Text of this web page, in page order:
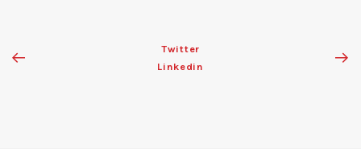
Twitter
Linkedin